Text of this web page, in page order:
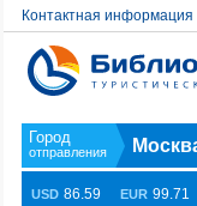
Контактная информация
USD 86.59 EUR 99.71